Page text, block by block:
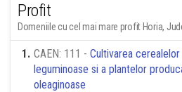
Profit
Domeniile cu cel mai mare profit Horia,
1. CAEN: 111 - Cultivarea
leguminoase si a plantelor
oleaginoase